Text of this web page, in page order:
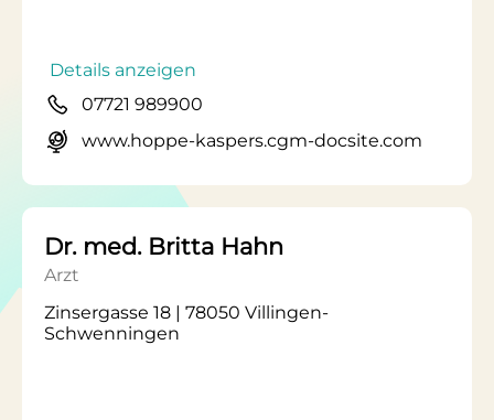
Details anzeigen
07721 989900
www.hoppe-kaspers.cgm-docsite.com
Dr. med. Britta Hahn
Arzt
Zinsergasse 18 | 78050 Villingen-
Schwenningen